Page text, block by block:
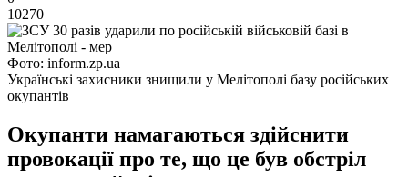
10270
Фото: inform.zp.uа
Українські захисники знищили у Мелітополі базу російських
окупантів
Окупанти намагаються здійснити
провокації про те, що це був обстріл